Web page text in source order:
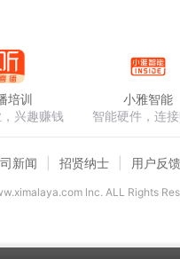
培训
兴趣赚钱
小雅智能
智能硬件，连
新闻 招贤纳士 用户反馈
lnc. ALL Rights